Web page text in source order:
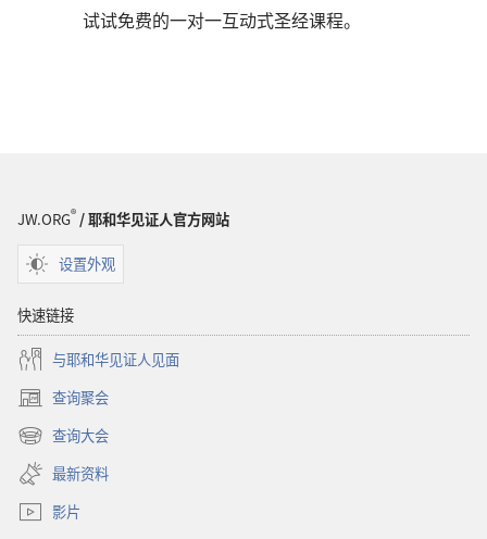
试试免费的一对一互动式圣经课程。
JW.ORG®/ 耶和华见证人官方网站
设置外观
快速链接
与耶和华见证人见面
查询聚会
（打
开
新
窗
口）
查询大会
（打
开
新
窗
最新资料
影片